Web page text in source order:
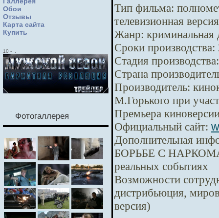
Обои
Отзывы
Карта сайта
Купить
10 -
Фотогаллерея
Тип фильма:
телевизионная
Жанр: криминальная
Сроки производства:
Стадия производства:
Страна
Производитель:
М.Горького при
Премьера
Официальный сайт:
Дополнительная
БОРЬБЕ С
реальных событиях
Возможности
дистрибьюция,
версия)